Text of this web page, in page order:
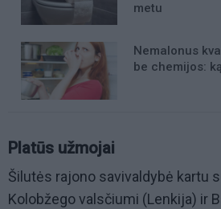
metu
Nemalonus
be chemijos:
Platūs užmojai
Šilutės rajono savivaldybė kartu
Kolobžego valsčiumi (Lenkija) ir